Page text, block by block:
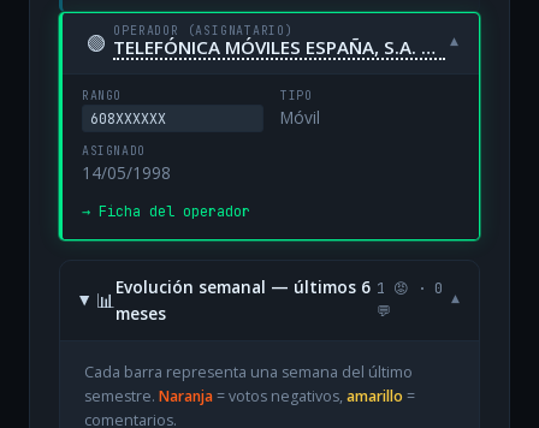
🟢 OPERADOR (ASIGNATARIO)
TELEFÓNICA MÓVILES ESPAÑA, S.A. UNIPERSONAL ▾
RANGO
608XXXXXX
TIPO
Móvil
ASIGNADO
14/05/1998
→ Ficha del operador
📊
Evolución semanal — últimos 6
meses
1 😡 · 0
💬
▾
Cada barra representa una semana del último
semestre. Naranja= votos negativos, amarillo =
comentarios.